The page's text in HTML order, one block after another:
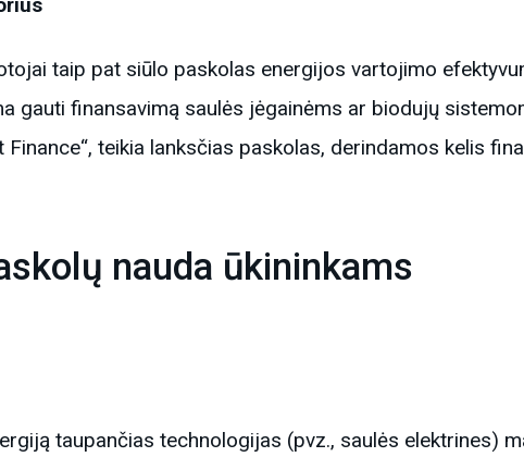
taip pat siūlo paskolas energijos vartojimo
gauti finansavimą saulės jėgainėms ar biodujų
Finance“, teikia lanksčias paskolas, derindamos kelis
nauda ūkininkams
taupančias technologijas (pvz., saulės elektrines)